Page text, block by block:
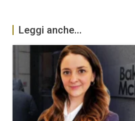
Leggi anche...